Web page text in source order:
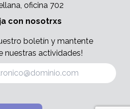
oficina 702
con nosotrxs
boletín y mantente
nuestras actividades!